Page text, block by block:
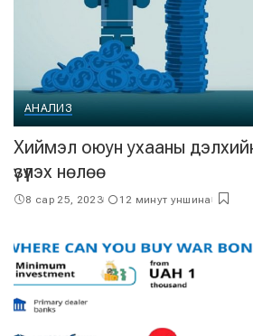
АНАЛИЗ
Хиймэл оюун ухааны
үзүүлэх нөлөө
8 сар 25, 2023 12 минут уншина